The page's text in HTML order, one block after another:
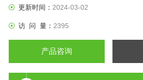
更新时间： 2024-03-02
访 问 量： 2395
产品咨询